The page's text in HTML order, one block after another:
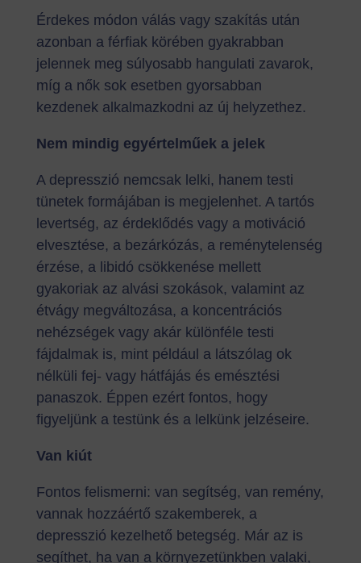
Érdekes módon válás vagy szakítás után
azonban a férfiak körében gyakrabban
jelennek meg súlyosabb hangulati zavarok,
míg a nők sok esetben gyorsabban
kezdenek alkalmazkodni az új helyzethez.
Nem mindig egyértelműek a jelek
A depresszió nemcsak lelki, hanem testi
tünetek formájában is megjelenhet. A tartós
levertség, az érdeklődés vagy a motiváció
elvesztése, a bezárkózás, a reménytelenség
érzése, a libidó csökkenése mellett
gyakoriak az alvási szokások, valamint az
étvágy megváltozása, a koncentrációs
nehézségek vagy akár különféle testi
fájdalmak is, mint például a látszólag ok
nélküli fej- vagy hátfájás és emésztési
panaszok. Éppen ezért fontos, hogy
figyeljünk a testünk és a lelkünk jelzéseire.
Van kiút
Fontos felismerni: van segítség, van remény,
vannak hozzáértő szakemberek, a
depresszió kezelhető betegség. Már az is
segíthet, ha van a környezetünkben valaki,